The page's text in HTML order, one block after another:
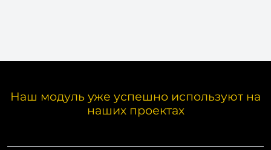
Наш модуль уже успешно используют на
наших проектах